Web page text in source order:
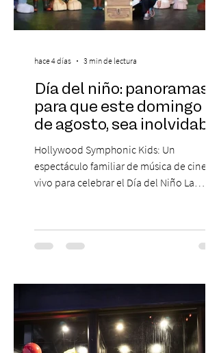
Día del niño: panoramas
para que este domingo 09
de agosto, sea inolvidable
Hollywood Symphonic Kids: Un
espectáculo familiar de música de cine en
vivo para celebrar el Día del Niño La
musical única e inolvidable con motivo del
Día del Niño. El espectáculo Hollywood
de todos los tiempos en un concierto en
sinfónica en pleno, coro y una
sorprendente puesta en escena pensada
especialmente pa
hace 4 días 3 min de lectura